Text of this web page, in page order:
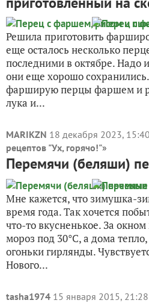
Решила приготовить
еще осталось несколько
последними в октябре. Надо
они еще хорошо
фарширую перцы фаршем и
лука и...
MARIKZN 18 декабря 2023, 15:40
рецептов "Ух, горячо!"»
Перемячи (беляши)
Мне кажется, что зимушка-
время года. Так хочется
что-то вкусненькое. За
мороз под 30°C, а дома
огоньки гирлянды.
Нового...
tasha1974 15 января 2015, 21:28